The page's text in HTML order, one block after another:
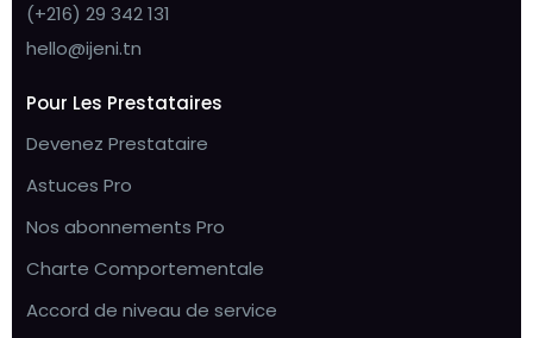
(+216) 29 342 131
hello@ijeni.tn
Pour Les Prestataires
Devenez Prestataire
Astuces Pro
Nos abonnements Pro
Charte Comportementale
Accord de niveau de service